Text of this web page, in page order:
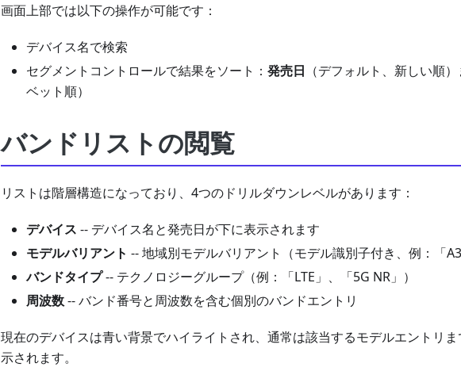
画面上部では以下の操作が可能です：
デバイス名で検索
セグメントコントロールで結果をソート： 発売日 （デフォルト、新しい順
ベット順）
バンドリストの閲覧
リストは階層構造になっており、4つのドリルダウンレベルがあります：
デバイス -- デバイス名と発売日が下に表示されます
モデルバリアント -- 地域別モデルバリアント（モデル識別子付き、例：「
バンドタイプ-- テクノロジーグループ（例：「LTE」、「5G NR」）
周波数-- バンド番号と周波数を含む個別のバンドエントリ
現在のデバイスは青い背景でハイライトされ、通常は該当するモデルエントリ
示されます。